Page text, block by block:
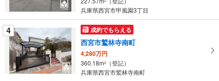
す
る
兵庫県西宮市甲風園3丁目
4 成約でもらえる
西宮市鷲林寺南町
4,280万円
360.18m2
（登記）
兵庫県西宮市鷲林寺南町